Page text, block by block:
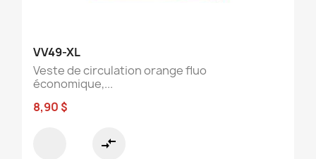
VV49-XL
Veste de circulation orange fluo
économique,...
8,90 $
compare_arrows